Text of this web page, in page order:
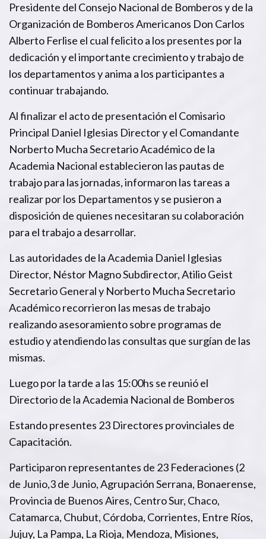
Presidente del Consejo Nacional de Bomberos y de la
Organización de Bomberos Americanos Don Carlos
Alberto Ferlise el cual felicito a los presentes por la
dedicación y el importante crecimiento y trabajo de
los departamentos y anima a los participantes a
continuar trabajando.
Al finalizar el acto de presentación el Comisario
Principal Daniel Iglesias Director y el Comandante
Norberto Mucha Secretario Académico de la
Academia Nacional establecieron las pautas de
trabajo para las jornadas, informaron las tareas a
realizar por los Departamentos y se pusieron a
disposición de quienes necesitaran su colaboración
para el trabajo a desarrollar.
Las autoridades de la Academia Daniel Iglesias
Director, Néstor Magno Subdirector, Atilio Geist
Secretario General y Norberto Mucha Secretario
Académico recorrieron las mesas de trabajo
realizando asesoramiento sobre programas de
estudio y atendiendo las consultas que surgían de las
mismas.
Luego por la tarde a las 15:00hs se reunió el
Directorio de la Academia Nacional de Bomberos
Estando presentes 23 Directores provinciales de
Capacitación.
Participaron representantes de 23 Federaciones (2
de Junio,3 de Junio, Agrupación Serrana, Bonaerense,
Provincia de Buenos Aires, Centro Sur, Chaco,
Catamarca, Chubut, Córdoba, Corrientes, Entre Ríos,
Jujuy, La Pampa, La Rioja, Mendoza, Misiones,